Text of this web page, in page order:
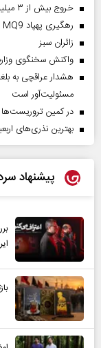
خروج بیش از ۳ میلیون زائر از تمام مرز‌های کشور
رهگیری پهپاد MQ9 بر فراز تنگه هرمز
‌زائران سبز
واکنش سخنگوی
هشدار عراقچی به
مسئولیت‌آور است
در کمین
بهترین نذری‌های
پیشنهاد